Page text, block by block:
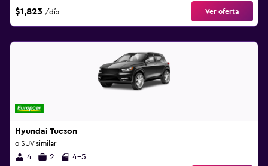
$1,823 /día Ver oferta
Hyundai Tucson
o SUV similar
4 2 4-5